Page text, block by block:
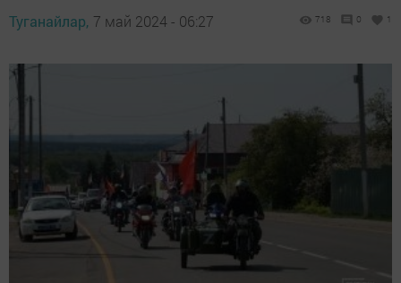
Туганайлар, 7 май 2024 - 06:27 718 0 1